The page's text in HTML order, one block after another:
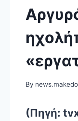
By
(Πηγή: